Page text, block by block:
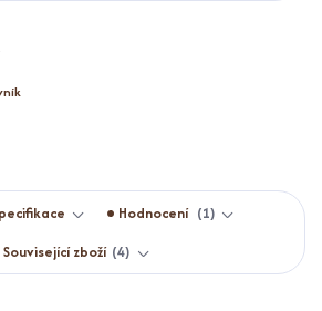
Hodnocení
1
Související zboží 4